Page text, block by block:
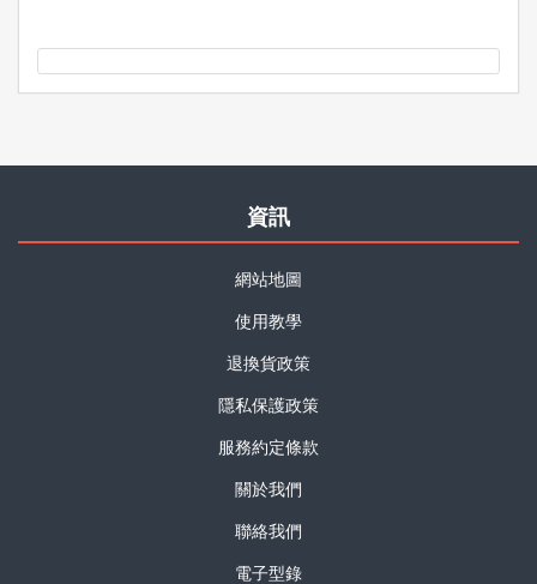
資訊
網站地圖
使用教學
退換貨政策
隱私保護政策
服務約定條款
關於我們
聯絡我們
電子型錄